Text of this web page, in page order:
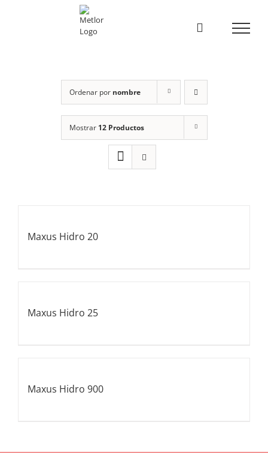
Ordenar por nombre
Mostrar 12 Productos
Maxus Hidro 20
Maxus Hidro 25
Maxus Hidro 900